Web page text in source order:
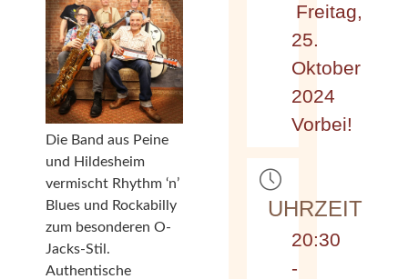
Die Band aus Peine
und Hildesheim
vermischt Rhythm ‘n’
Blues und Rockabilly
zum besonderen O-
Jacks-Stil.
Authentische
Freitag,
25.
Oktober
2024
Vorbei!
UHRZEIT
20:30
-